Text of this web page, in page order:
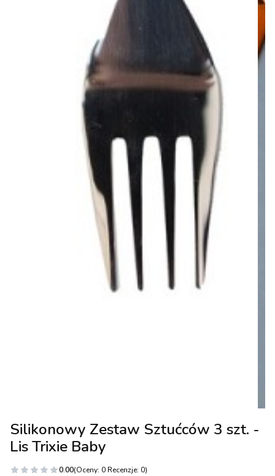
Silikonowy Zestaw Sztućców 3 szt. -
Lis Trixie Baby
0.00(Oceny: 0 Recenzje: 0)